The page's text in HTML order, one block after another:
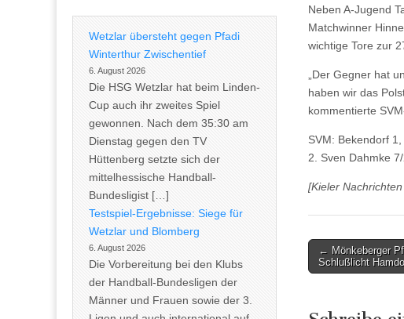
Neben A-Jugend
Matchwinner
wichtige Tore zur
„Der Gegner hat
haben wir das
kommentierte
SVM: Bekendorf
2. Sven Dahmke
[Kieler
Post
navigation
← Mönkeberger
Schlußlicht
Wetzlar übersteht gegen Pfadi
Winterthur Zwischentief
6. August 2026
Die HSG Wetzlar hat beim Linden-
Cup auch ihr zweites Spiel
gewonnen. Nach dem 35:30 am
Dienstag gegen den TV
Hüttenberg setzte sich der
mittelhessische Handball-
Bundesligist […]
Testspiel-Ergebnisse: Siege für
Wetzlar und Blomberg
6. August 2026
Die Vorbereitung bei den Klubs
der Handball-Bundesligen der
Männer und Frauen sowie der 3.